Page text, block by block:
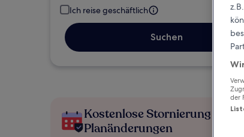
Ich reise geschäftlich
Suchen
Kostenlose Stornierung bei
Planänderungen
der